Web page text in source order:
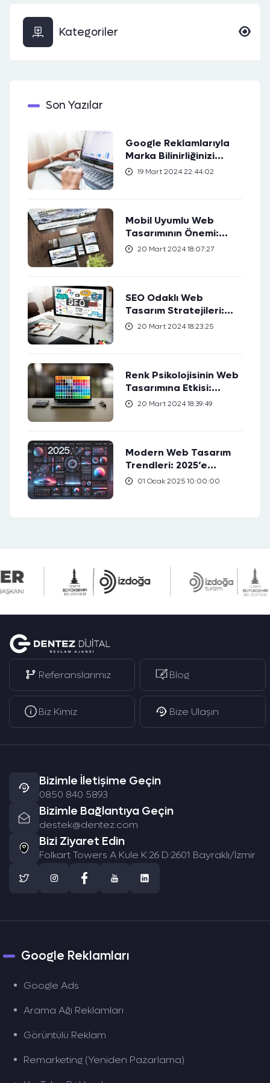
Kategoriler
Son Yazılar
Google Reklamlarıyla
Marka Bilinirliğinizi
Artırın
19 Mart 2024 22:44:02
Mobil Uyumlu Web
Tasarımının Önemi:
Kullanıcı Deneyimini
20 Mart 2024 18:07:27
SEO Odaklı Web
Tasarım Stratejileri:
Web Sıralamanızı Nasıl
20 Mart 2024 18:23:25
Renk Psikolojisinin Web
Tasarımına Etkisi:
Hedef Kitlenizi Nasıl
20 Mart 2024 18:39:49
Modern Web Tasarım
Trendleri: 2025’e
Hazırlık
01 Ocak 2025 10:00:00
Referanslarımız Blog
Biz Kimiz Bize Ulaşın
Bizimle İletişime Geçin
0850 840 5893
Bizimle Bağlantıya Geçin
destek@dentez.com
Bizi Ziyaret Edin
Folkart Towers A Kule K:26 D:2601 Bayraklı/İzmir
Google Reklamları
Google Ads
Arama Ağı Reklamları
Görüntülü Reklam
Remarketing (Yeniden Pazarlama)